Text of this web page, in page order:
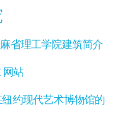
省理工学院建筑简介
网站
纽约现代艺术博物馆的